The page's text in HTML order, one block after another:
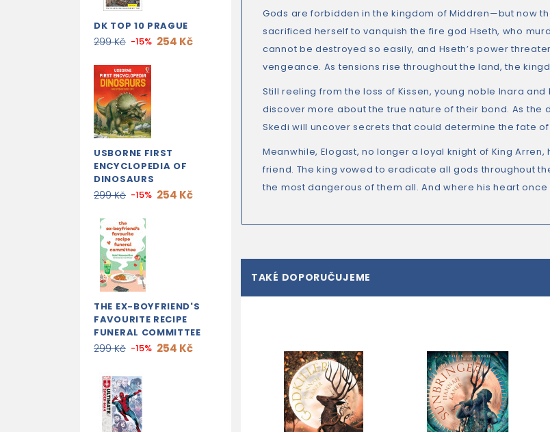
DK TOP 10 PRAGUE
299 Kč -15% 254 Kč
USBORNE FIRST
ENCYCLOPEDIA OF
DINOSAURS
299 Kč -15% 254 Kč
THE EX-BOYFRIEND'S
FAVOURITE RECIPE
FUNERAL COMMITTEE
299 Kč -15% 254 Kč
Gods are forbidden in the kingdom of Middren—but now
sacrificed herself to vanquish the fire god Hseth, who
cannot be destroyed so easily, and Hseth’s power
vengeance. As tensions rise throughout the land, the
Still reeling from the loss of Kissen, young noble Inara
discover more about the true nature of their bond. As
Skedi will uncover secrets that could determine the fate
Meanwhile, Elogast, no longer a loyal knight of King
friend. The king vowed to eradicate all gods throughout
the most dangerous of them all. And where his heart once
TAKÉ DOPORUČUJEME